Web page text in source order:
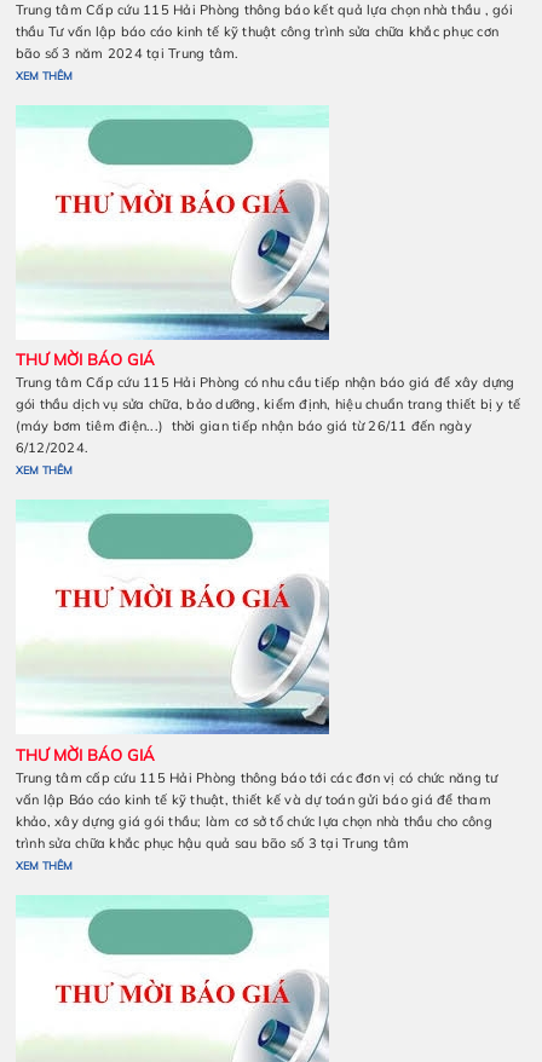
Trung tâm Cấp cứu 115 Hải Phòng thông báo kết quả lựa
thầu Tư vấn lập báo cáo kinh tế kỹ thuật công trình sửa
bão số 3 năm 2024 tại Trung tâm.
THƯ MỜI BÁO GIÁ
Trung tâm Cấp cứu 115 Hải Phòng có nhu cầu tiếp nhận
gói thầu dịch vụ sửa chữa, bảo dưỡng, kiểm định, hiệu
(máy bơm tiêm điện...) thời gian tiếp nhận báo giá từ 26/
6/12/2024.
XEM THÊM